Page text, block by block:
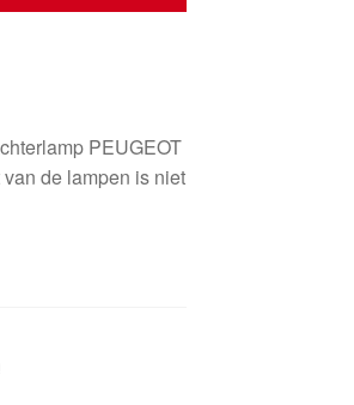
PEUGEOT
de lampen is niet